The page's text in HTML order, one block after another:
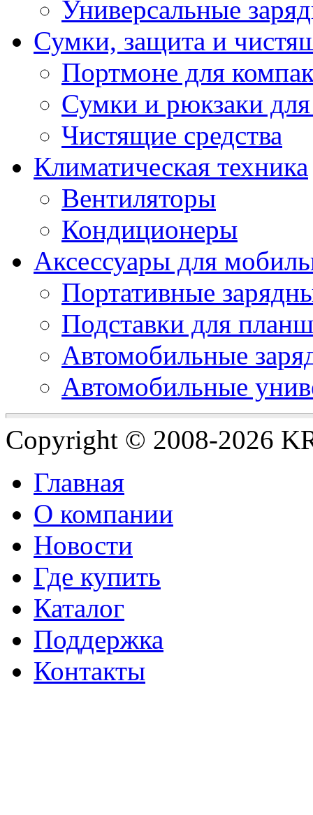
Универсальные
Сумки, защита и
Портмоне для
Сумки и рюкзаки
Чистящие средства
Климатическая техника
Вентиляторы
Кондиционеры
Аксессуары для
Портативные
Подставки для
Автомобильные
Автомобильные
Copyright © 2008-2026
Главная
О компании
Новости
Где купить
Каталог
Поддержка
Контакты